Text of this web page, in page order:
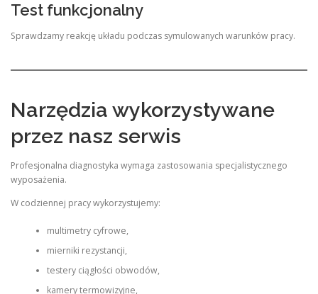
Test funkcjonalny
Sprawdzamy reakcję układu podczas symulowanych warunków pracy.
Narzędzia wykorzystywane
przez nasz serwis
Profesjonalna diagnostyka wymaga zastosowania specjalistycznego
wyposażenia.
W codziennej pracy wykorzystujemy:
multimetry cyfrowe,
mierniki rezystancji,
testery ciągłości obwodów,
kamery termowizyjne,